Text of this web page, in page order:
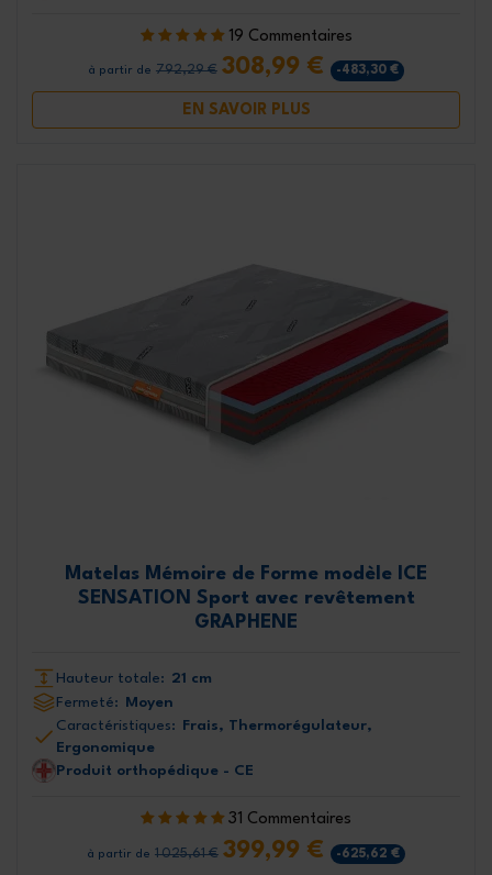
19 Commentaires
à partir de 792,29 € 308,99 € -483,30 €
EN SAVOIR PLUS
Matelas Mémoire de Forme modèle ICE
SENSATION Sport avec revêtement
GRAPHENE
Hauteur totale: 21 cm
Fermeté:
Moyen
Caractéristiques:
Frais, Thermorégulateur,
Ergonomique
Produit orthopédique - CE
31 Commentaires
à partir de 1 025,61 € 399,99 € -625,62 €